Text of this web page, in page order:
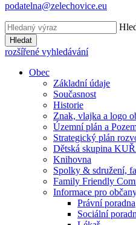
podatelna@zelechovice.eu
Hledat
rozšířené vyhledávání
Obec
Základní údaje
Současnost
Historie
Znak, vlajka a logo
Územní plán a
Strategický plán
Dětská skupina
Knihovna
Spolky & sdružení,
Family Friendly
Informace pro
Právní poradna
Sociální